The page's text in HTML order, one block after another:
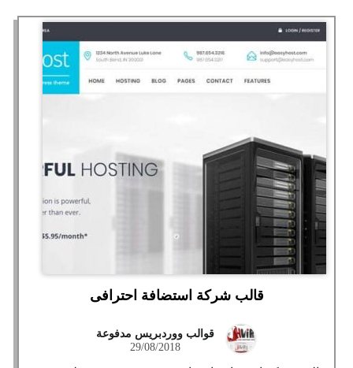
قالب شركة استضافة احترافى
قوالب ووردبريس مدفوعة
29/08/2018